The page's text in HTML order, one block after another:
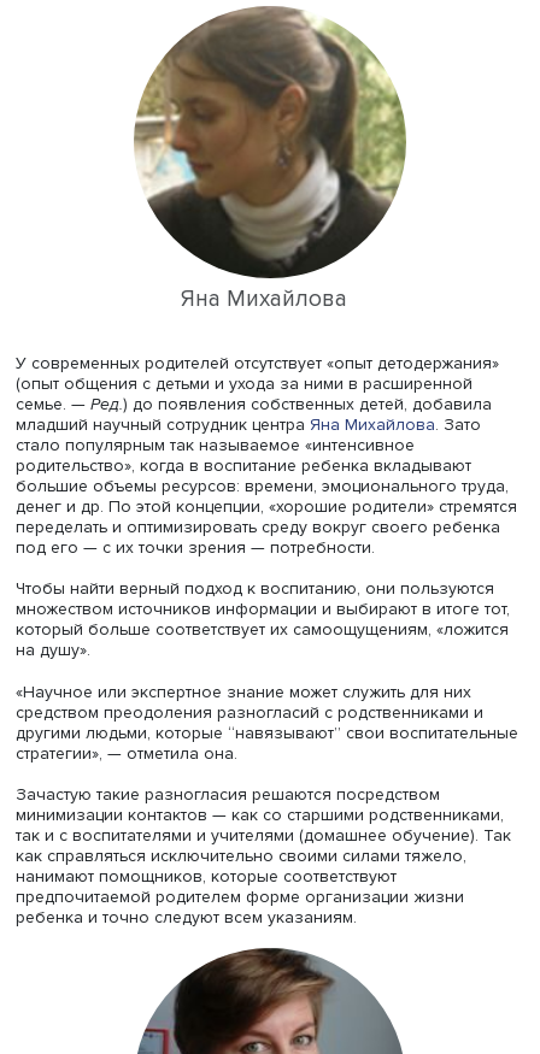
«Интересно, что поменялся и идеал семьи. Раньше,
женщины не сложились вот эти самые “нормальные”
отношения, “нормальная” семья, то для своей дочери
все-таки хотела обязательно стабильной брачности,
рожденных детей и так далее. Но сегодня мы
ситуации, когда этот идеал, по всей видимости, тоже
сильно трансформируется», — добавила эксперт.
Родительство перестало быть просто детско-
отношениями, а воспитание детей вышло из приватной
публичную сферу. Просвещенные родители теперь
ориентируются на экспертное знание, чем на советы
собственных мам, которым верят все меньше.
У современных родителей отсутствует «опыт
(опыт общения с детьми и ухода за ними в
семье. —Ред. ) до появления собственных детей,
младший научный сотрудник центраЯна Михайлова.
стало популярным так называемое «интенсивное
родительство», когда в воспитание ребенка
большие объемы ресурсов: времени, эмоционального
денег и др. По этой концепции, «хорошие родители»
переделать и оптимизировать среду вокруг своего
под его — с их точки зрения — потребности.
Чтобы найти верный подход к воспитанию, они
множеством источников информации и выбирают в